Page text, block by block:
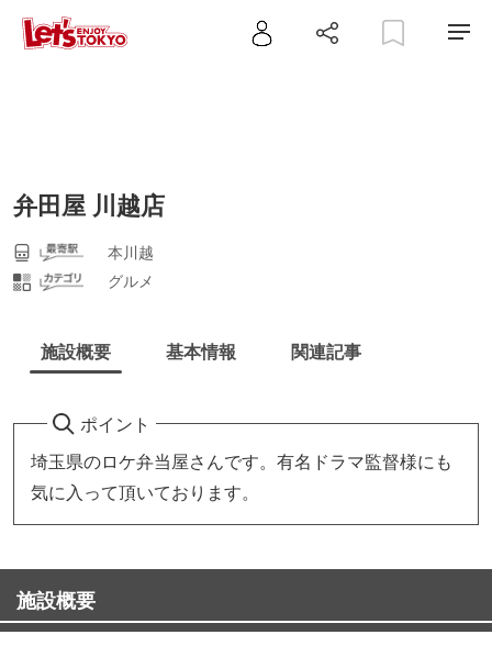
弁田屋 川越店
本川越
グルメ
施設概要 基本情報 関連記事
ポイント
埼玉県のロケ弁当屋さんです。有名ドラマ監督様にも
気に入って頂いております。
施設概要